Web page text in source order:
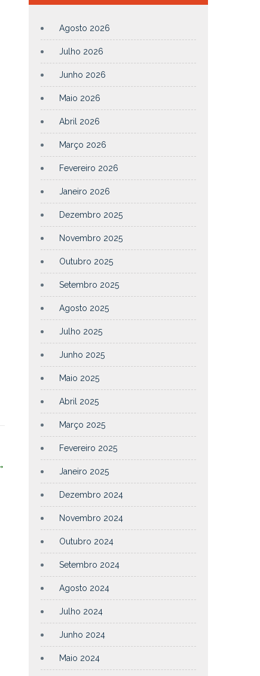
Agosto 2026
Julho 2026
Junho 2026
Maio 2026
Abril 2026
Março 2026
Fevereiro 2026
Janeiro 2026
Dezembro 2025
Novembro 2025
Outubro 2025
Setembro 2025
Agosto 2025
Julho 2025
Junho 2025
Maio 2025
Abril 2025
Março 2025
Fevereiro 2025
Janeiro 2025
Dezembro 2024
Novembro 2024
Outubro 2024
Setembro 2024
Agosto 2024
Julho 2024
Junho 2024
Maio 2024